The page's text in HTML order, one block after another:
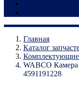
Главная
Каталог
Комплектующие
WABCO Камера
4591191228